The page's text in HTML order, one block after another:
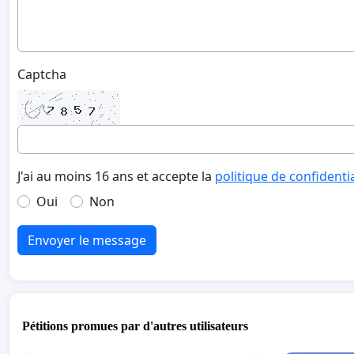
Captcha
J'ai au moins 16 ans et accepte la politique de
Oui
Non
Envoyer le message
Pétitions promues par d'autres utilisateurs